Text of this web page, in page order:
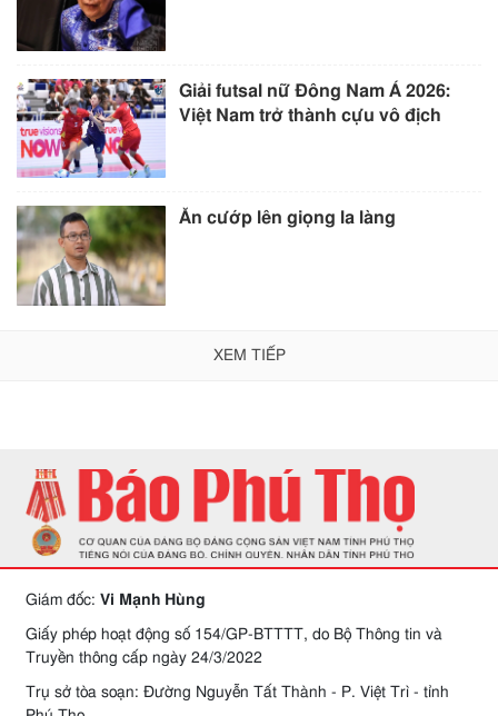
Giải futsal nữ Đông Nam Á 2026:
Việt Nam trở thành cựu vô địch
Ăn cướp lên giọng la làng
XEM TIẾP
Giám đốc: Vi Mạnh Hùng
Giấy phép hoạt động số 154/GP-BTTTT, do Bộ Thông tin và
Truyền thông cấp ngày 24/3/2022
Trụ sở tòa soạn: Đường Nguyễn Tất Thành - P. Việt Trì - tỉnh